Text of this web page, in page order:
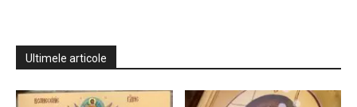
Ultimele articole